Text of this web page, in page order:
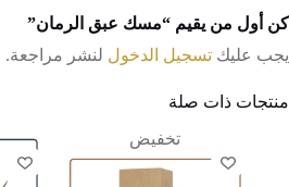
كن أول من يقيم “مسك عبق الرمان”
يجب عليك تسجيل الدخول لنشر مراجعة.
منتجات ذات صلة
تخفيض